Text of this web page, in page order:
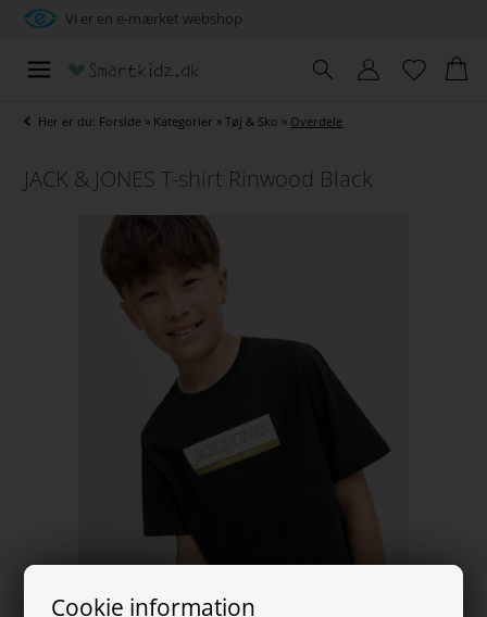
Cookie information
Vi er en e-mærket webshop
Her er du: Forside » Kategorier »Tøj & Sko » Overdele
JACK & JONES T-shirt Rinwood Black